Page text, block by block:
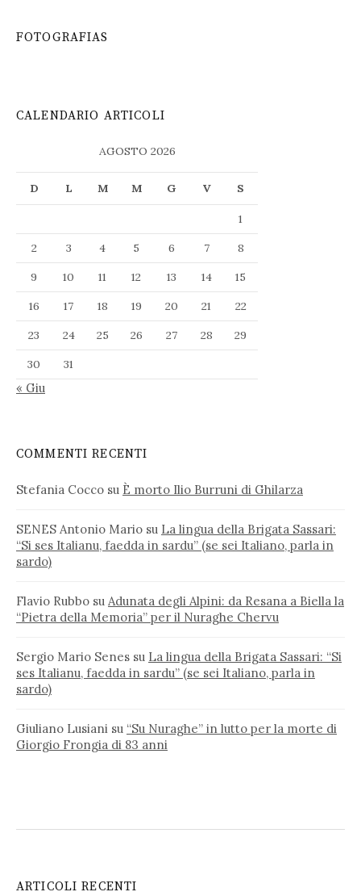
FOTOGRAFIAS
CALENDARIO ARTICOLI
AGOSTO 2026
D L M M G V S
1
2
3 4 5 6 7
8
9
10 11 12 13 14
15
16
17 18 19 20 21
22
23
24 25 26 27 28
29
30
31
« Giu
COMMENTI RECENTI
Stefania Cocco su È morto Ilio Burruni di Ghilarza
SENES Antonio Mario su La lingua della Brigata Sassari:
“Si ses Italianu, faedda in sardu” (se sei Italiano, parla in
sardo)
Flavio Rubbo su Adunata degli Alpini: da Resana a Biella la
“Pietra della Memoria” per il Nuraghe Chervu
Sergio Mario Senes su La lingua della Brigata Sassari: “Si
ses Italianu, faedda in sardu” (se sei Italiano, parla in
sardo)
Giuliano Lusiani su “Su Nuraghe” in lutto per la morte di
Giorgio Frongia di 83 anni
ARTICOLI RECENTI